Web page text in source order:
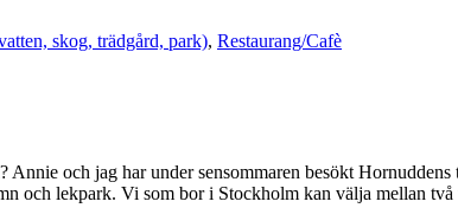
skog, trädgård, park), Restaurang/Cafè
och jag har under sensommaren besökt
och lekpark. Vi som bor i Stockholm kan välja mellan